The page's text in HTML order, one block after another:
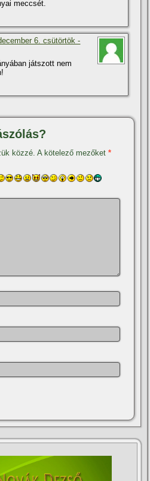
meccsét.
6. csütörtök -
játszott nem
közzé. A kötelező mezőket*